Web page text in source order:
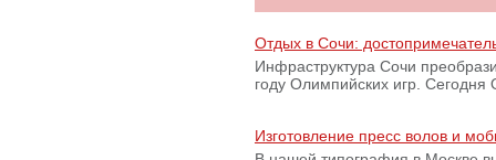
Отдых в Сочи:
Инфраструктура Сочи
году Олимпийских игр.
Изготовление пресс волов и